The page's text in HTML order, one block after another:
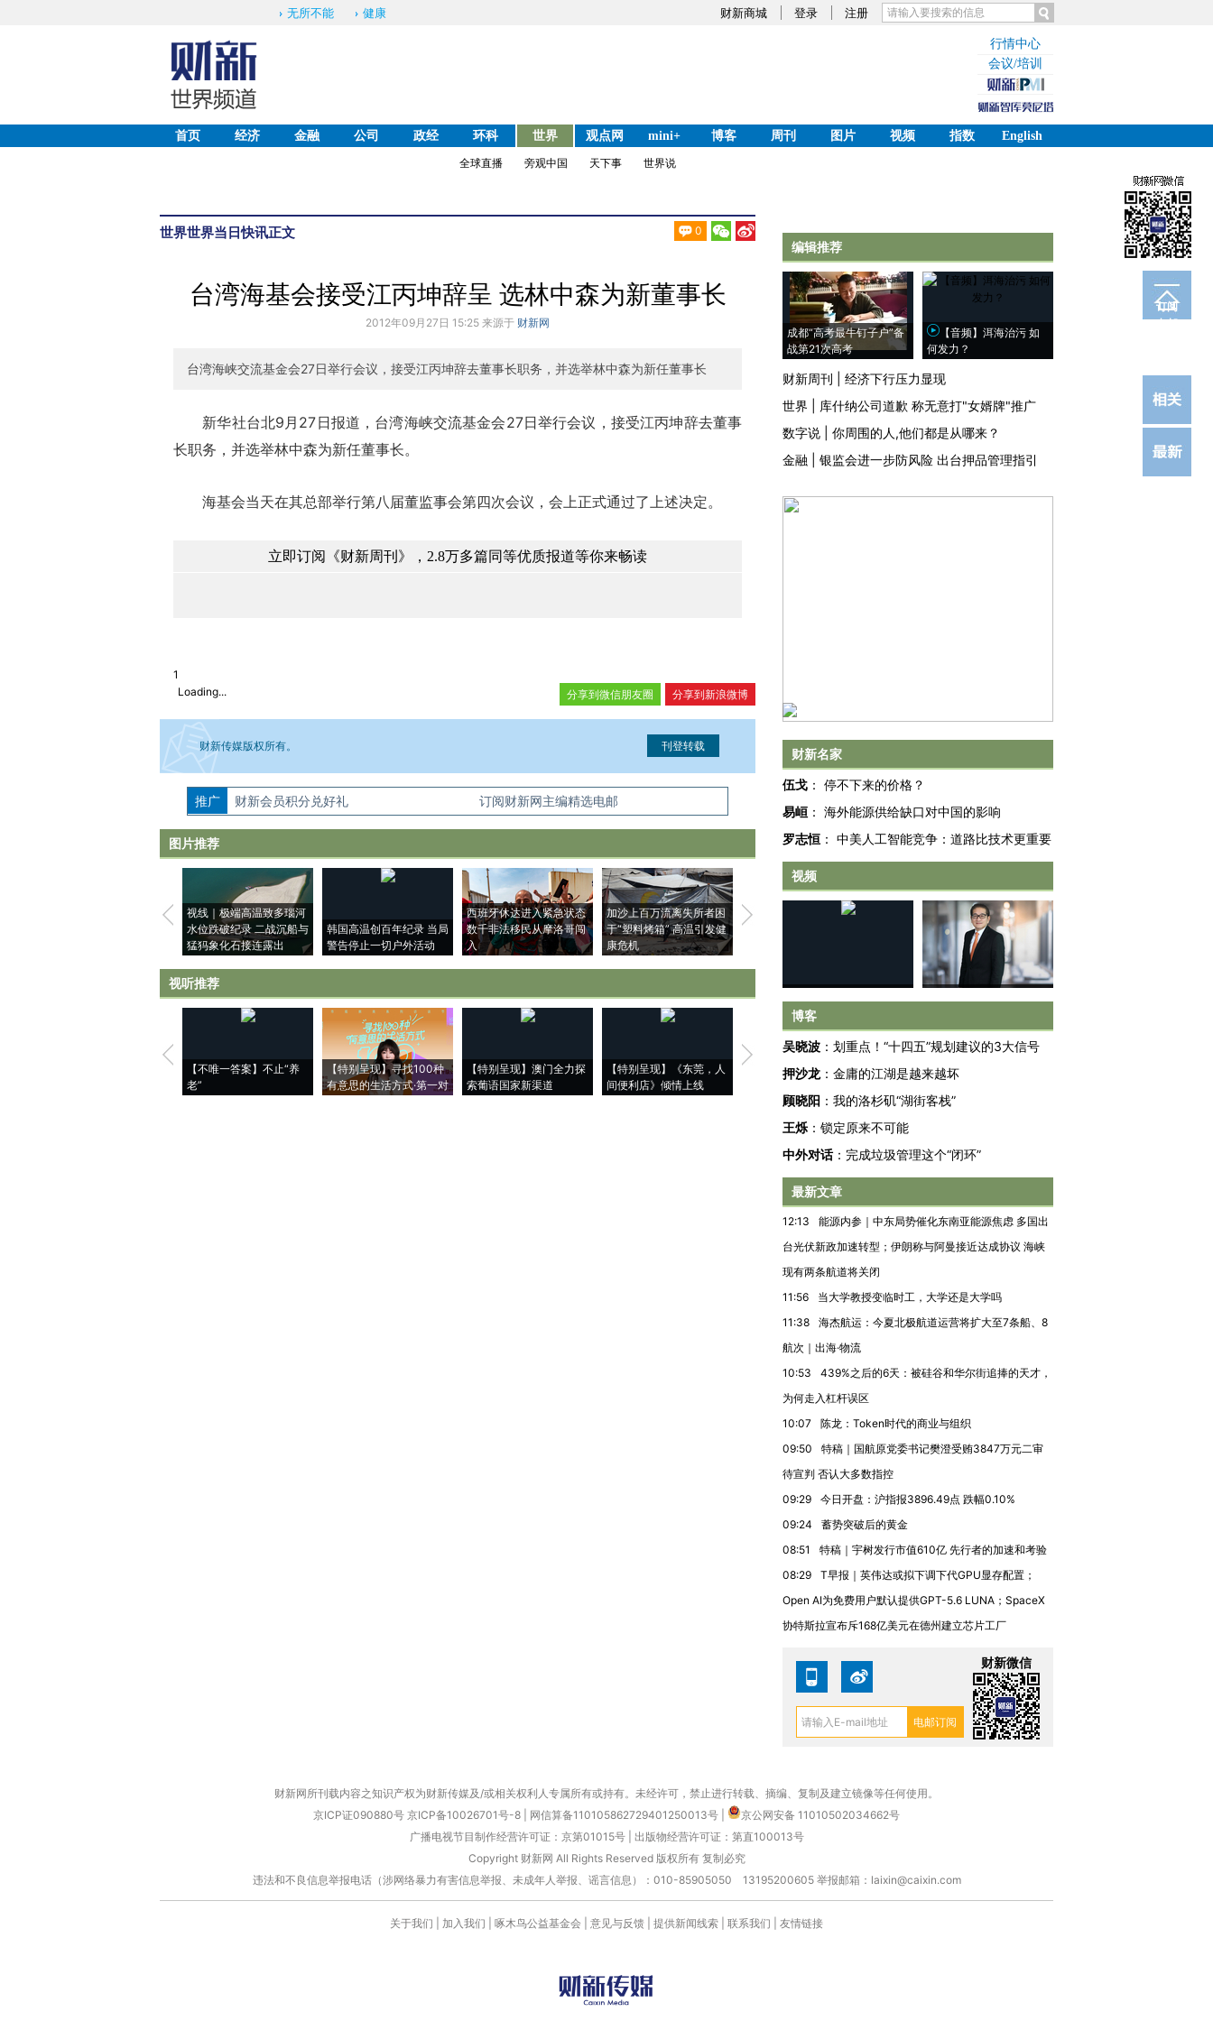
财新商城 登录 注册
无所不能 健康
行情中心
会议/培训
首页 经济 金融 公司 政经 环科 世界 观点网 mini+ 博客 周刊 图片 视频 指数
English
全球直播
旁观中国 天下事 世界说
世界世界当日快讯正文 0
订阅
电邮
台湾海基会接受江丙坤辞呈 选林中森为新董事长
2012年09月27日 15:25 来源于 财新网
台湾海峡交流基金会27日举行会议，接受江丙坤辞去董事长职务，并选举林中森为新任董事长
新华社台北9月27日报道，台湾海峡交流基金会27日举行会议，接受江丙坤辞去董事
长职务，并选举林中森为新任董事长。
海基会当天在其总部举行第八届董监事会第四次会议，会上正式通过了上述决定。
立即订阅《财新周刊》，2.8万多篇同等优质报道等你来畅读
1
Loading...
分享到新浪微博
分享到微信朋友圈
财新传媒版权所有。
如需刊登转载请点击右侧按钮，提交相关信息。经确认即可刊登转载。
推广 财新会员积分兑好礼 订阅财新网主编精选电邮
图片推荐
视线｜极端高温致多瑙河
水位跌破纪录 二战沉船与
猛犸象化石接连露出
韩国高温创百年纪录 当局
警告停止一切户外活动
西班牙休达进入紧急状态
数千非法移民从摩洛哥闯
入
加沙上百万流离失所者困
于“塑料烤箱” 高温引发健
康危机
视线｜HYROX的吸金
马航飞行员跨国走私7万
粒摇头丸 尿检体内含3种
视线｜被称为“蟑螂”的印
度Z世代 用街头抗争将教
视听推荐
【不唯一答案】不止“养
老”
【特别呈现】寻找100种
有意思的生活方式·第一对
【特别呈现】澳门全力探
索葡语国家新渠道
【特别呈现】《东莞，人
间便利店》倾情上线
【推广】走进第四届链博
会，让数智科技“链”接产
【特别呈现】寻找100种
【商旅对话】华住集团
编辑推荐
成都“高考最牛钉子户”备
战第21次高考
【音频】洱海治污 如
何发力？
财新周刊
经济下行压力显现
世界
库什纳公司道歉 称无意打"女婿牌"推广
数字说
你周围的人,他们都是从哪来？
金融
银监会进一步防风险 出台押品管理指引
财新名家
伍戈 ： 停不下来的价格？
易峘 ： 海外能源供给缺口对中国的影响
罗志恒 ： 中美人工智能竞争：道路比技术更重要
视频
博客
吴晓波 ： 划重点！“十四五”规划建议的3大信号
押沙龙 ： 金庸的江湖是越来越坏
顾晓阳 ： 我的洛杉矶“湖街客栈”
王烁 ： 锁定原来不可能
中外对话： 完成垃圾管理这个“闭环”
最新文章
12:13
能源内参｜中东局势催化东南亚能源焦虑 多国出
台光伏新政加速转型；伊朗称与阿曼接近达成协议 海峡
现有两条航道将关闭
11:56
当大学教授变临时工，大学还是大学吗
11:38
海杰航运：今夏北极航道运营将扩大至7条船、8
航次｜出海·物流
10:53
439%之后的6天：被硅谷和华尔街追捧的天才，
为何走入杠杆误区
10:07
陈龙：Token时代的商业与组织
09:50
特稿｜国航原党委书记樊澄受贿3847万元二审
待宣判 否认大多数指控
09:29
今日开盘：沪指报3896.49点 跌幅0.10%
09:24
蓄势突破后的黄金
08:51
特稿｜宇树发行市值610亿 先行者的加速和考验
08:29
T早报｜英伟达或拟下调下代GPU显存配置；
Open AI为免费用户默认提供GPT-5.6 LUNA；SpaceX
协特斯拉宣布斥168亿美元在德州建立芯片工厂
财新微信
财新网所刊载内容之知识产权为财新传媒及/或相关权利人专属所有或持有。未经许可，禁止进行转载、摘编、复制及建立镜像等任何使用。
京ICP证090880号 京ICP备10026701号-8 网信算备110105862729401250013号
京公网安备 11010502034662号
广播电视节目制作经营许可证：京第01015号| 出版物经营许可证：第直100013号
Copyright 财新网 All Rights Reserved 版权所有 复制必究
违法和不良信息举报电话（涉网络暴力有害信息举报、未成年人举报、谣言信息）：010-85905050 13195200605 举报邮箱：laixin@caixin.com
关于我们 加入我们 啄木鸟公益基金会 意见与反馈 提供新闻线索 联系我们 友情链接